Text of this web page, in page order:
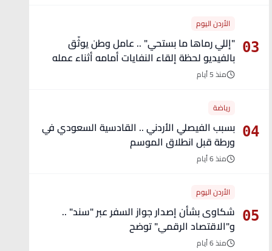
03
الأردن اليوم
"إللي رماها ما بستحي" .. عامل وطن يوثّق
بالفيديو لحظة إلقاء النفايات أمامه أثناء عمله
منذ 5 أيام
04
رياضة
بسبب الفيصلي الأردني .. القادسية السعودي في
ورطة قبل انطلاق الموسم
منذ 6 أيام
05
الأردن اليوم
شكاوى بشأن إصدار جواز السفر عبر "سند" ..
و"الاقتصاد الرقمي" توضح
منذ 6 أيام